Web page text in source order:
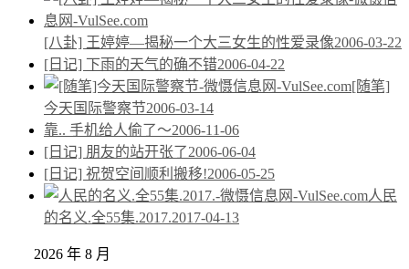
[八卦] 王婷婷—揭秘一个大三女生的性爱录像2006-03-22
[日记] 下雨的天气的确不错2006-04-22
[随笔]
今天国际警察节2006-03-14
靠.. 手机给人偷了～2006-11-06
[日记] 朋友的站开张了2006-06-04
[日记] 祝贺空间顺利搬移!2006-05-25
人民
的名义.全55集.2017.2017-04-13
2026 年 8 月